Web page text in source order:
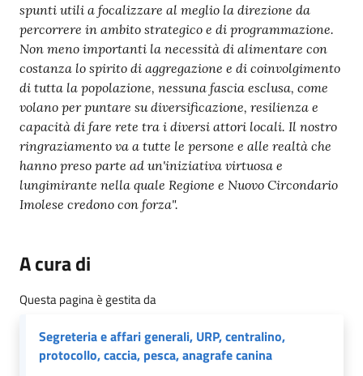
spunti utili a focalizzare al meglio la direzione da
percorrere in ambito strategico e di programmazione.
Non meno importanti la necessità di alimentare con
costanza lo spirito di aggregazione e di coinvolgimento
di tutta la popolazione, nessuna fascia esclusa, come
volano per puntare su diversificazione, resilienza e
capacità di fare rete tra i diversi attori locali. Il nostro
ringraziamento va a tutte le persone e alle realtà che
hanno preso parte ad un'iniziativa virtuosa e
lungimirante nella quale Regione e Nuovo Circondario
Imolese credono con forza".
A cura di
Questa pagina è gestita da
Segreteria e affari generali, URP, centralino,
protocollo, caccia, pesca, anagrafe canina